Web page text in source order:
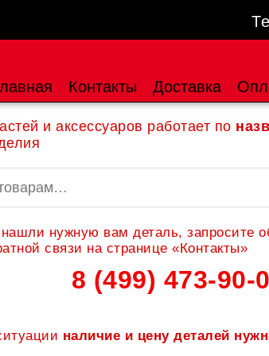
Контакты Доставка
и аксессуаров работает по
нужную вам деталь, запросите
связи на странице «Контакты»
8 (499) 473-90-
наличие и цену деталей